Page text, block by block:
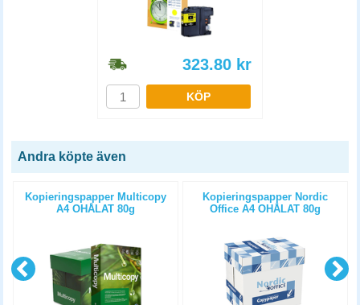
323.80 kr
KÖP
Andra köpte även
Kopieringspapper Multicopy
A4 OHÅLAT 80g
Kopieringspapper Nordic
Office A4 OHÅLAT 80g